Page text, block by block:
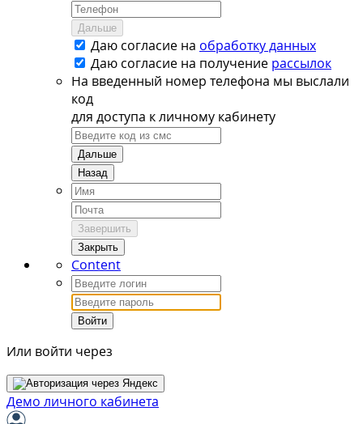
Дальше
Даю согласие на обработку данных
Даю согласие на получение рассылок
На введенный номер телефона мы выслали
код
для доступа к личному кабинету
Дальше
Назад
Завершить
Закрыть
Content
Войти
Или войти через
Демо личного кабинета